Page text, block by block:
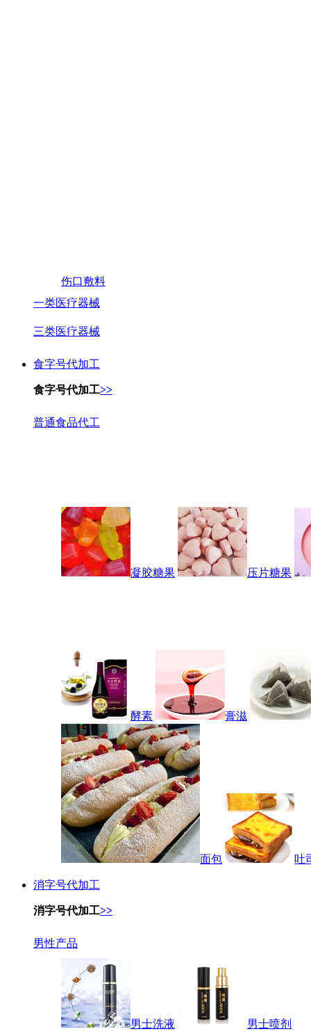
伤口敷料
一类医疗器械
三类医疗器械
食字号代加工
食字号代加工>>
普通食品代工
凝胶糖果 压片糖果
酵素 膏滋
面包 吐
消字号代加工
消字号代加工>>
男性产品
男士洗液 男士喷剂